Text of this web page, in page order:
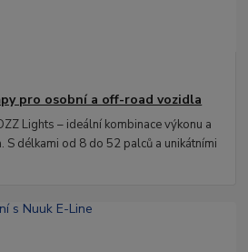
pro osobní a off-road vozidla
Lights – ideální kombinace výkonu a
S délkami od 8 do 52 palců a unikátními